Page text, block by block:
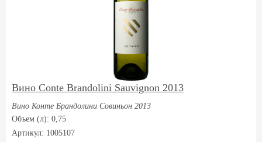
Вино Conte Brandolini Sauvignon 2013
Вино Конте Брандолини Совиньон 2013
Объем (л): 0,75
Артикул: 1005107